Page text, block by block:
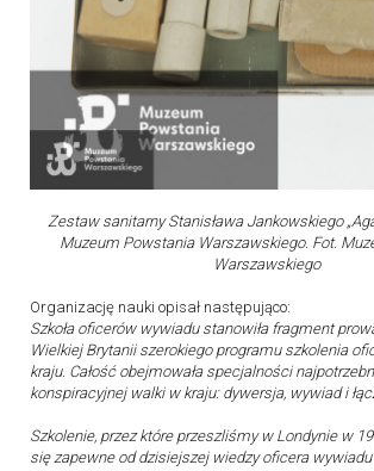
Zestaw sanitarny Stanisława Jankowskiego
Muzeum Powstania Warszawskiego. Fot.
Warszawskiego
Organizację nauki opisał następująco:
Szkoła oficerów wywiadu stanowiła fragment
Wielkiej Brytanii szerokiego programu szkolenia
kraju. Całość obejmowała specjalności
konspiracyjnej walki w kraju: dywersja, wywiad i
Szkolenie, przez które przeszliśmy w Londynie w
się zapewne od dzisiejszej wiedzy oficera